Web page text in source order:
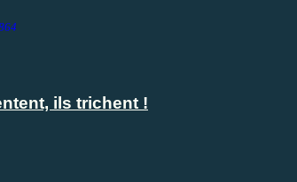
ils trichent !